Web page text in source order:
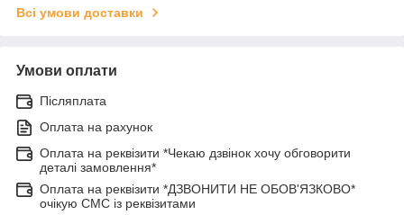
Всі умови доставки
Умови оплати
Післяплата
Оплата на рахунок
Оплата на реквізити *Чекаю дзвінок хочу обговорити
деталі замовлення*
Оплата на реквізити *ДЗВОНИТИ НЕ ОБОВ'ЯЗКОВО*
очікую СМС із реквізитами